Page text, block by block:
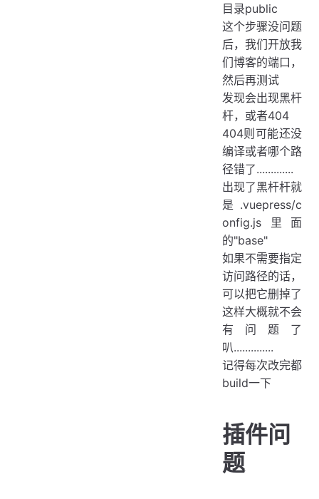
目录public
这个步骤没问题
后，我们开放我
们博客的端口，
然后再测试
发现会出现黑杆
杆，或者404
404则可能还没
编译或者哪个路
径错了.............
出现了黑杆杆就
是.vuepress/c
onfig.js里面
的"base"
如果不需要指定
访问路径的话，
可以把它删掉了
这样大概就不会
有问题了
叭..............
记得每次改完都
build一下
插件问
题